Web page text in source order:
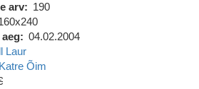
arv
190
04.02.2004
Laur
Katre Õim